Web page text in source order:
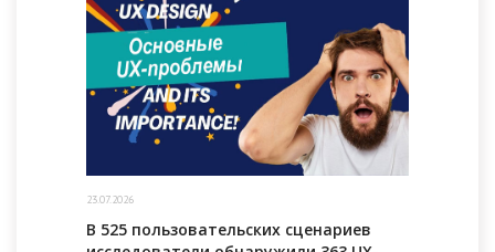
23.07.2026
В 525 пользовательских сценариев